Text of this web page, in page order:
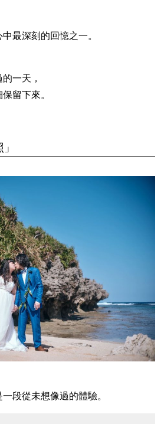
最深刻的回憶之一。
一天，
留下來。
段從未想像過的體驗。